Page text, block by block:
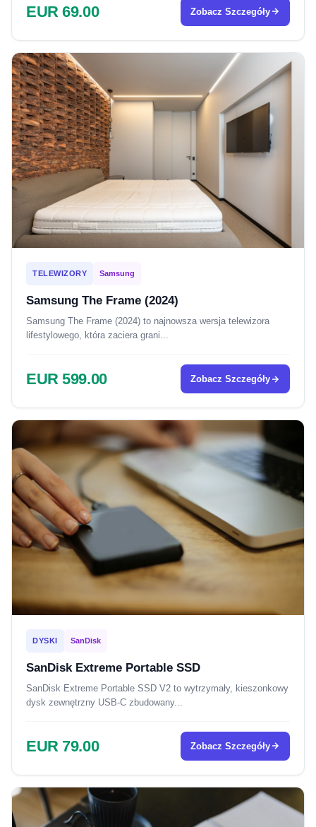
EUR 69.00 Zobacz Szczegóły
TELEWIZORY Samsung
Samsung The Frame (2024)
Samsung The Frame (2024) to najnowsza wersja telewizora
lifestylowego, która zaciera grani...
EUR 599.00 Zobacz Szczegóły
DYSKI SanDisk
SanDisk Extreme Portable SSD
SanDisk Extreme Portable SSD V2 to wytrzymały, kieszonkowy
dysk zewnętrzny USB-C zbudowany...
EUR 79.00 Zobacz Szczegóły